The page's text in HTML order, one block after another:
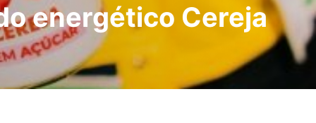
energético Cereja